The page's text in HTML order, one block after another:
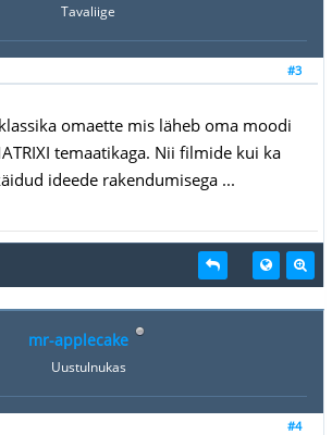
Tavaliige
#3
omaette mis läheb oma moodi
temaatikaga. Nii filmide kui ka
ideede rakendumisega ...
mr-applecake
Uustulnukas
#4